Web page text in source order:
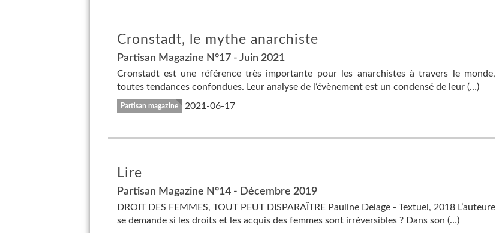
Cronstadt, le mythe anarchiste
Partisan Magazine N°17 - Juin 2021
Cronstadt est une référence très importante pour les anarchistes à travers le monde,
toutes tendances confondues. Leur analyse de l’évènement est un condensé de leur (…)
Partisan magazine 2021-06-17
Lire
Partisan Magazine N°14 - Décembre 2019
DROIT DES FEMMES, TOUT PEUT DISPARAÎTRE Pauline Delage - Textuel, 2018 L’auteure
se demande si les droits et les acquis des femmes sont irréversibles ? Dans son (…)